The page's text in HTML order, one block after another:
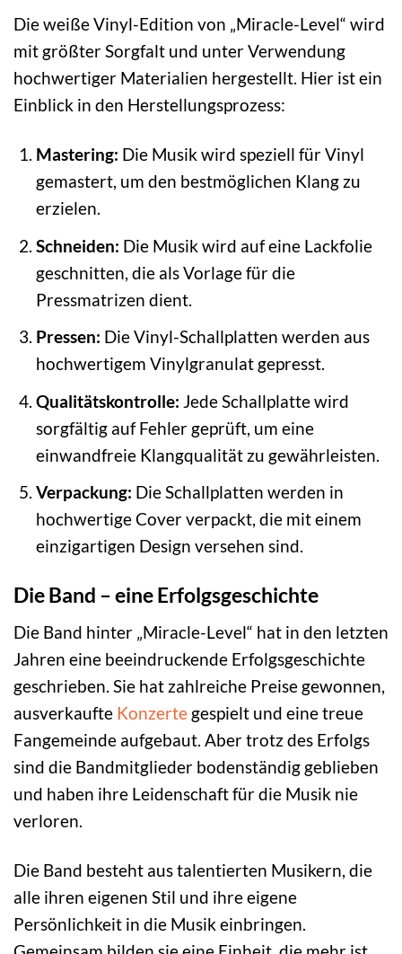
Die weiße Vinyl-Edition von „Miracle-Level“ wird
mit größter Sorgfalt und unter Verwendung
hochwertiger Materialien hergestellt. Hier ist ein
Einblick in den Herstellungsprozess:
Mastering: Die Musik wird speziell für Vinyl
gemastert, um den bestmöglichen Klang zu
erzielen.
Schneiden: Die Musik wird auf eine Lackfolie
geschnitten, die als Vorlage für die
Pressmatrizen dient.
Pressen: Die Vinyl-Schallplatten werden aus
hochwertigem Vinylgranulat gepresst.
Qualitätskontrolle: Jede Schallplatte wird
sorgfältig auf Fehler geprüft, um eine
einwandfreie Klangqualität zu gewährleisten.
Verpackung: Die Schallplatten werden in
hochwertige Cover verpackt, die mit einem
einzigartigen Design versehen sind.
Die Band – eine Erfolgsgeschichte
Die Band hinter „Miracle-Level“ hat in den letzten
Jahren eine beeindruckende Erfolgsgeschichte
geschrieben. Sie hat zahlreiche Preise gewonnen,
ausverkaufte Konzerte gespielt und eine treue
Fangemeinde aufgebaut. Aber trotz des Erfolgs
sind die Bandmitglieder bodenständig geblieben
und haben ihre Leidenschaft für die Musik nie
verloren.
Die Band besteht aus talentierten Musikern, die
alle ihren eigenen Stil und ihre eigene
Persönlichkeit in die Musik einbringen.